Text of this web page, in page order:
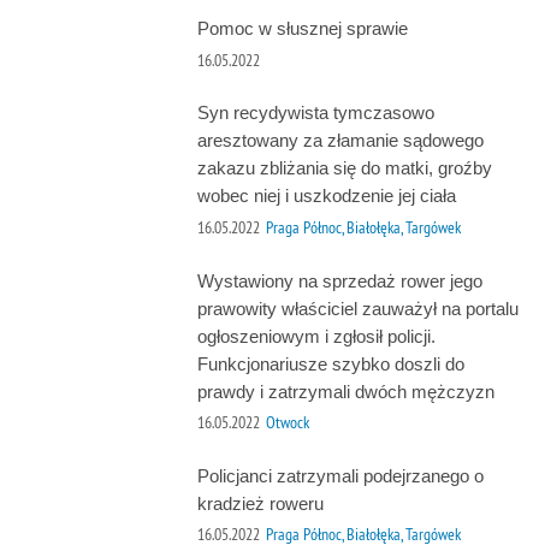
Pomoc w słusznej sprawie
16.05.2022
Syn recydywista tymczasowo
aresztowany za złamanie sądowego
zakazu zbliżania się do matki, groźby
wobec niej i uszkodzenie jej ciała
16.05.2022 Praga Północ, Białołęka, Targówek
Wystawiony na sprzedaż rower jego
prawowity właściciel zauważył na portalu
ogłoszeniowym i zgłosił policji.
Funkcjonariusze szybko doszli do
prawdy i zatrzymali dwóch mężczyzn
16.05.2022 Otwock
Policjanci zatrzymali podejrzanego o
kradzież roweru
16.05.2022 Praga Północ, Białołęka, Targówek